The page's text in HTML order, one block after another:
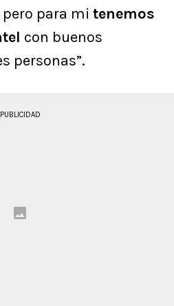
pero para mi tenemos
con buenos
personas”.
PUBLICIDAD